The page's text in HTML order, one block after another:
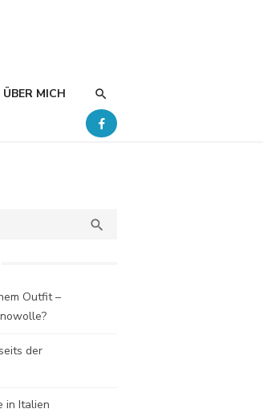
ÜBER MICH

Outfit –
der
in Italien